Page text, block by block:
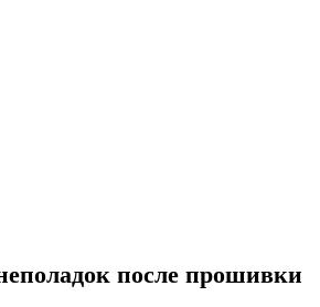
после прошивки